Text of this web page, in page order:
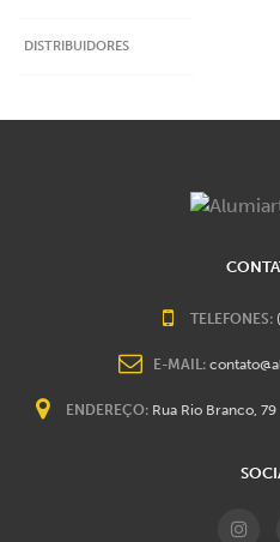
DISTRIBUIDORES
TELEFONES:
E-MAIL:
ENDEREÇO: Rua Rio Branco,